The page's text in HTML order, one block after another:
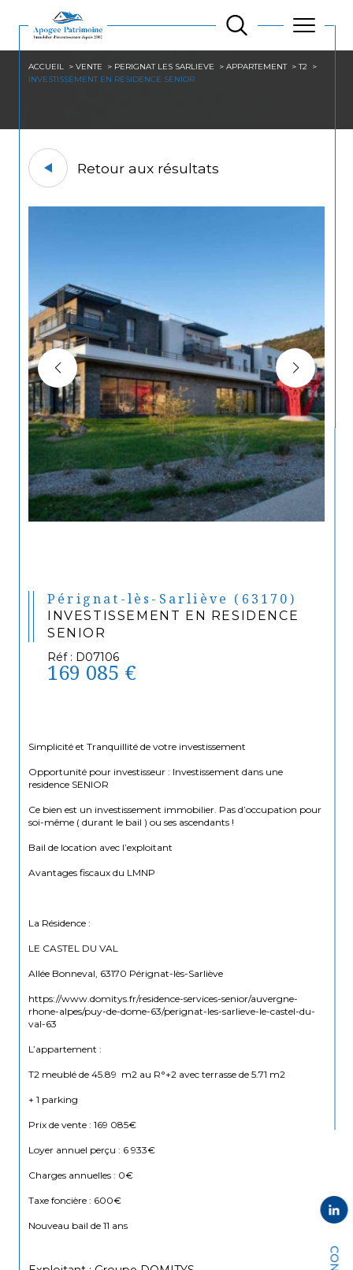
ACCUEIL VENTE PERIGNAT LES SARLIEVE APPARTEMENT
T2
INVESTISSEMENT EN RESIDENCE SENIOR
Retour aux résultats
Pérignat-lès-Sarliève (63170)
INVESTISSEMENT EN RESIDENCE
SENIOR
Réf : D07106
169 085 €
Simplicité et Tranquillité de votre investissement
Opportunité pour investisseur : Investissement dans une
residence SENIOR
Ce bien est un investissement immobilier. Pas d’occupation pour
soi-même ( durant le bail ) ou ses ascendants !
Bail de location avec l’exploitant
Avantages fiscaux du LMNP
La Résidence :
LE CASTEL DU VAL
Allée Bonneval, 63170 Pérignat-lès-Sarliève
https://www.domitys.fr/residence-services-senior/auvergne-
rhone-alpes/puy-de-dome-63/perignat-les-sarlieve-le-castel-du-
val-63
L’appartement :
T2 meublé de 45.89  m2 au R°+2 avec terrasse de 5.71 m2
+ 1 parking
Prix de vente : 169 085€
Loyer annuel perçu : 6 933€
Charges annuelles : 0€
Taxe foncière : 600€
Nouveau bail de 11 ans